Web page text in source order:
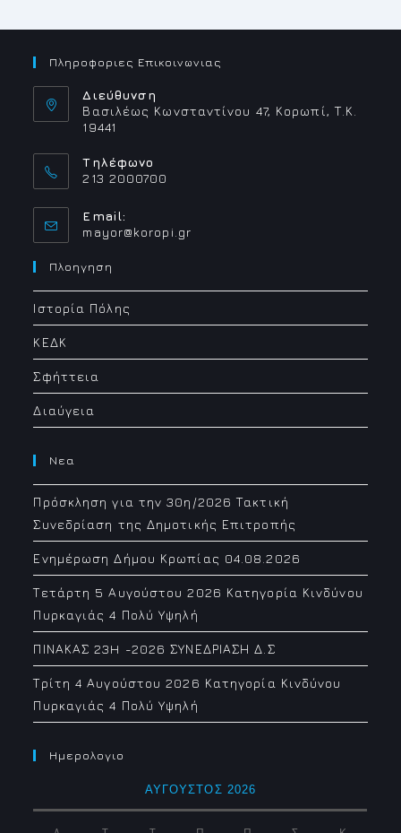
Πληροφοριες Επικοινωνιας
Διεύθυνση
Βασιλέως Κωνσταντίνου 47, Κορωπί, Τ.Κ.
19441
Τηλέφωνο
213 2000700
Email:
mayor@koropi.grOpens
Πλοηγηση
Ιστορία Πόλης
ΚΕΔΚ
Σφήττεια
Διαύγεια
Νεα
Πρόσκληση για την 30η/2026 Τακτική
Συνεδρίαση της Δημοτικής Επιτροπής
Ενημέρωση Δήμου Κρωπίας 04.08.2026
Τετάρτη 5 Αυγούστου 2026 Κατηγορία Κινδύνου
Πυρκαγιάς 4 Πολύ Υψηλή
ΠΙΝΑΚΑΣ 23H -2026 ΣΥΝΕΔΡΙΑΣΗ Δ.Σ
Τρίτη 4 Αυγούστου 2026 Κατηγορία Κινδύνου
Πυρκαγιάς 4 Πολύ Υψηλή
Ημερολογιο
ΑΎΓΟΥΣΤΟΣ 2026